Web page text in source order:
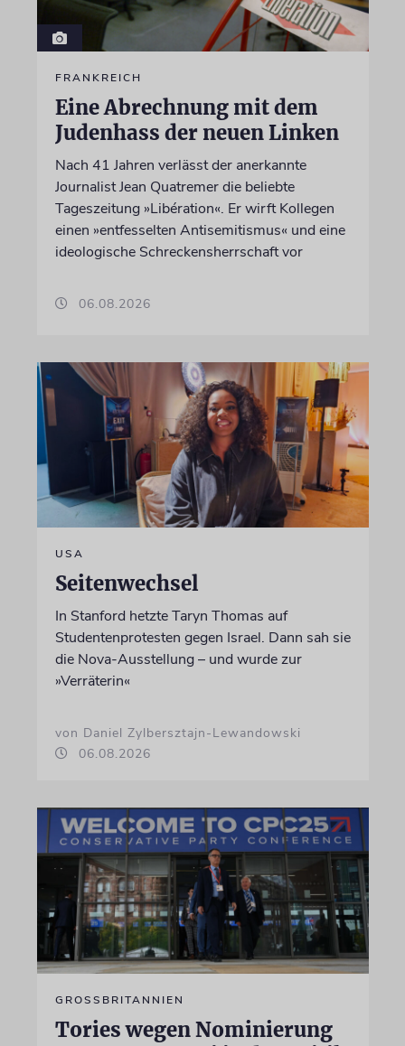
FRANKREICH
Eine Abrechnung mit dem
Judenhass der neuen Linken
Nach 41 Jahren verlässt der anerkannte
Journalist Jean Quatremer die beliebte
Tageszeitung »Libération«. Er wirft Kollegen
einen »entfesselten Antisemitismus« und eine
ideologische Schreckensherrschaft vor
06.08.2026
USA
Seitenwechsel
In Stanford hetzte Taryn Thomas auf
Studentenprotesten gegen Israel. Dann sah sie
die Nova-Ausstellung – und wurde zur
»Verräterin«
von Daniel Zylbersztajn-Lewandowski
06.08.2026
GROSSBRITANNIEN
Tories wegen Nominierung